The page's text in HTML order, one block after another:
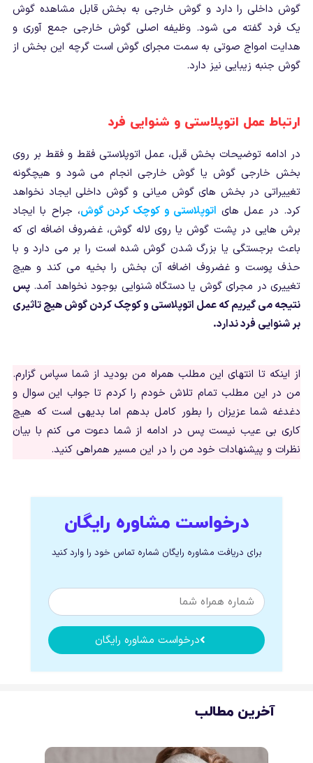
گوش داخلی را دارد و گوش خارجی به بخش قابل مشاهده گوش
یک فرد گفته می شود. وظیفه اصلی گوش خارجی جمع آوری و
هدایت امواج صوتی به سمت مجرای گوش است گرچه این بخش از
گوش جنبه زیبایی نیز دارد.
ارتباط عمل اتوپلاستی و شنوایی فرد
در ادامه توضیحات بخش قبل، عمل اتوپلاستی فقط و فقط بر روی
بخش خارجی گوش یا گوش خارجی انجام می شود و هیچگونه
تغییراتی در بخش های گوش میانی و گوش داخلی ایجاد نخواهد
کرد. در عمل های اتوپلاستی و کوچک کردن گوش، جراح با ایجاد
برش هایی در پشت گوش یا روی لاله گوش، غضروف اضافه ای که
باعث برجستگی یا بزرگ شدن گوش شده است را بر می دارد و با
حذف پوست و غضروف اضافه آن بخش را بخیه می کند و هیچ
تغییری در مجرای گوش یا دستگاه شنوایی بوجود نخواهد آمد. پس
نتیجه می گیریم که عمل اتوپلاستی و کوچک کردن گوش هیچ تاثیری
بر شنوایی فرد ندارد.
از اینکه تا انتهای این مطلب همراه من بودید از شما سپاس گزارم.
من در این مطلب تمام تلاش خودم را کردم تا جواب این سوال و
دغدغه شما عزیزان را بطور کامل بدهم اما بدیهی است که هیچ
کاری بی عیب نیست پس در ادامه از شما دعوت می کنم با بیان
نظرات و پیشنهادات خود من را در این مسیر همراهی کنید.
درخواست مشاوره رایگان
برای دریافت مشاوره رایگان شماره تماس خود را وارد کنید
درخواست مشاوره رایگان
آخرین مطالب